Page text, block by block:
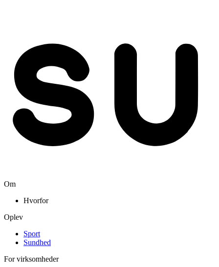
Om
Hvorfor
Oplev
Sport
Sundhed
For virksomheder